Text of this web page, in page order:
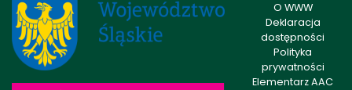
O WWW
Deklaracja
dostępności
Polityka
prywatności
Elementarz AAC